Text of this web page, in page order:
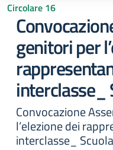
Circolare 16
genitori per
interclasse_
Convocazione
l’elezione dei
interclasse_